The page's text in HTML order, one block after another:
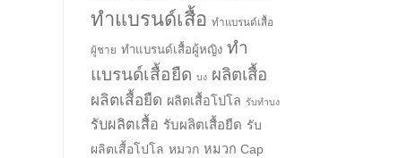
ทำแบรนด์เสื้อ ทำแบรนด์เสื้อ
ผู้ชาย ทำแบรนด์เสื้อผู้หญิง ทำ
แบรนด์เสื้อยืด บง ผลิตเสื้อ
ผลิตเสื้อยืด ผลิตเสื้อโปโล รับทำบง
รับผลิตเสื้อ รับผลิตเสื้อยืด รับ
ผลิตเสื้อโปโล หมวก หมวก Cap